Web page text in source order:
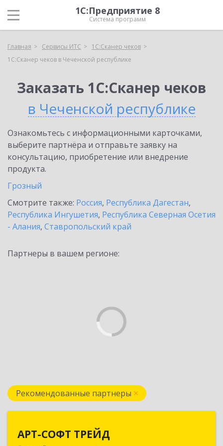
1С:Предприятие 8
Система программ
Главная Сервисы ИТС
1С:Сканер чеков
1С:Сканер чеков в Чеченской республике
Заказать 1С:Сканер чеков
в Чеченской республике
Ознакомьтесь с информационными карточками,
выберите партнёра и отправьте заявку на
консультацию, приобретение или внедрение
продукта.
Грозный
Смотрите также: Россия, Республика Дагестан,
Республика Ингушетия, Республика Северная Осетия
- Алания, Ставропольский край
Партнеры в вашем регионе:
Рекомендованные партнеры
АРТ-СОФТ ТРЕЙД